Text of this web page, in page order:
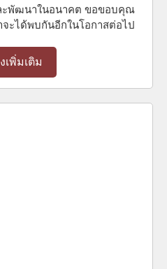
ะพัฒนาในอนาคต ขอขอบคุณ
จะได้พบกันอีกในโอกาสต่อไป
เพิ่มเติม